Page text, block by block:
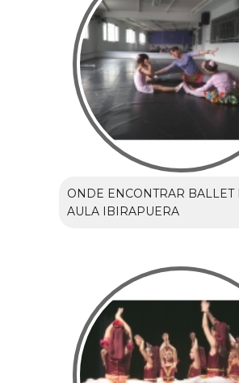
ONDE ENCONTRAR BALLET
AULA IBIRAPUERA